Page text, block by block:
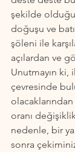
şekilde
doğuşu ve
şöleni ile
açılardan ve
Unutmayın ki,
çevresinde
olacaklarından
oranı
nedenle, bir
sonra